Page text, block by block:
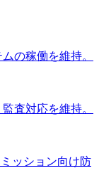
の稼働を維持。
査対応を維持。
ッション向け防